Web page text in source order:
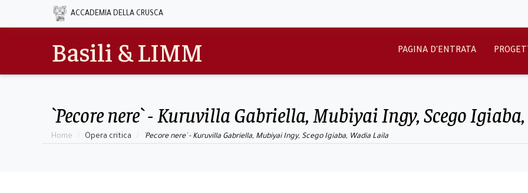
ACCADEMIA DELLA CRUSCA
Basili & LIMM PAGINA D'ENTRATA
`Pecore nere` - Kuruvilla Gabriella, Mubiyai Ingy, Scego
Home Opera critica `Pecore nere` - Kuruvilla Gabriella, Mubiyai Ingy, Scego Igiaba, Wadia Laila